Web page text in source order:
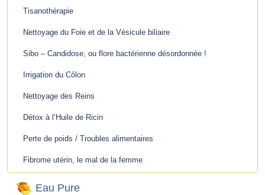
Tisanothérapie
Nettoyage du Foie et de la Vésicule biliaire
Sibo – Candidose, ou flore bactérienne désordonnée !
Irrigation du Côlon
Nettoyage des Reins
Détox à l’Huile de Ricin
Perte de poids / Troubles alimentaires
Fibrome utérin, le mal de la femme
Eau Pure